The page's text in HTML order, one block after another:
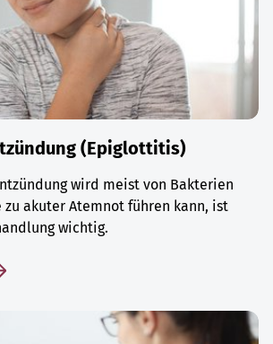
(Epiglottitis)
wird meist von Bakterien
zu akuter Atemnot führen kann, ist
wichtig.